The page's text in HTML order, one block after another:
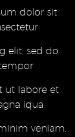
dolor sit
elit, sed do
ut labore et
iqua
veniam,